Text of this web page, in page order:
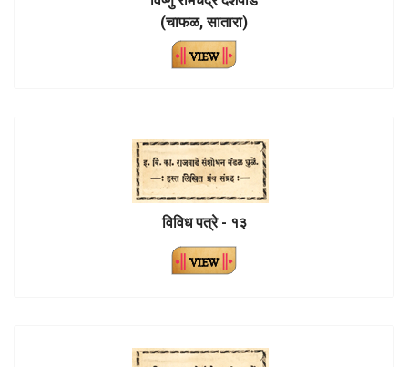
(चाफळ, सातारा)
विविध पत्रे - १३